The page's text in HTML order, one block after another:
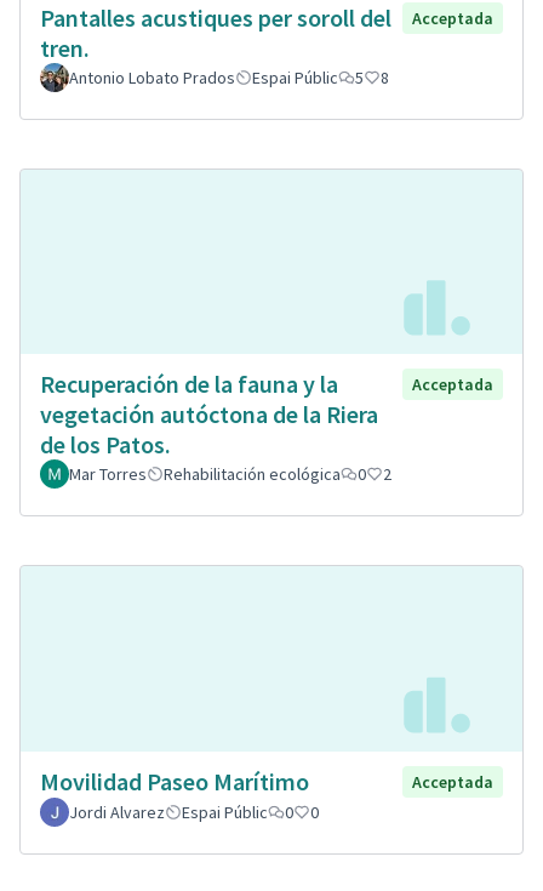
Pantalles acustiques per soroll del
tren.
Acceptada
Antonio Lobato Prados Espai Públic 5 8
Recuperación de la fauna y la
vegetación autóctona de la Riera
de los Patos.
Acceptada
Mar Torres Rehabilitación ecológica 0 2
Movilidad Paseo Marítimo
Acceptada
Jordi Alvarez
Espai Públic 0 0